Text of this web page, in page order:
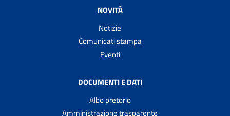
NOVITÀ
Notizie
Comunicati stampa
Eventi
DOCUMENTI E DATI
Albo pretorio
Amministrazione trasparente